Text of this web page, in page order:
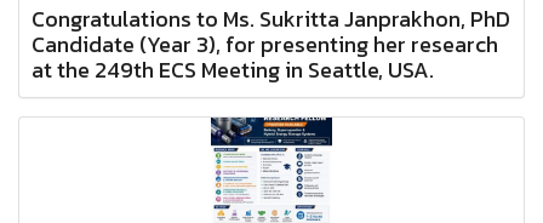
Congratulations to Ms. Sukritta Janprakhon, PhD
Candidate (Year 3), for presenting her research
at the 249th ECS Meeting in Seattle, USA.